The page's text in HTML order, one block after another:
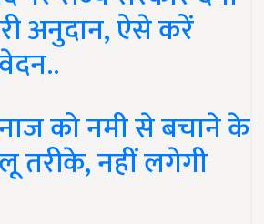
अनुदान, ऐसे करें
को नमी से बचाने के
तरीके, नहीं लगेगी